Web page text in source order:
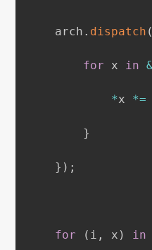
    arch
. dispatch (
for x in
*x *=
}
} ) ;
for ( i , x ) in